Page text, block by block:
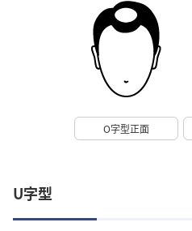
O字型正面
U字型